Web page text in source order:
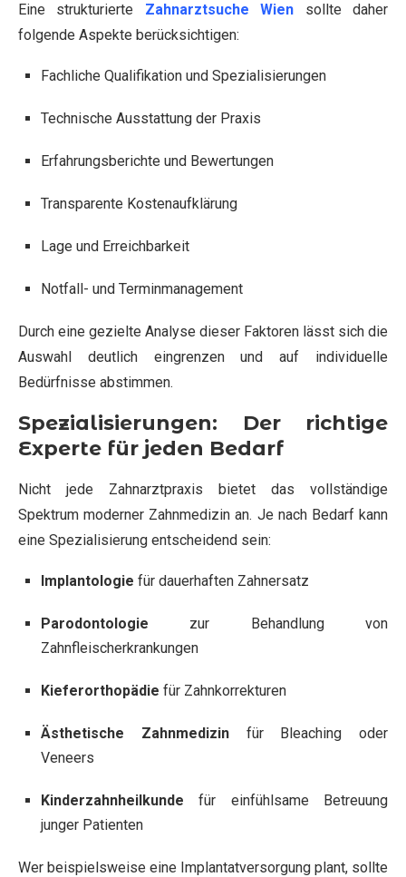
Eine strukturierte Zahnarztsuche Wien sollte daher
folgende Aspekte berücksichtigen:
Fachliche Qualifikation und Spezialisierungen
Technische Ausstattung der Praxis
Erfahrungsberichte und Bewertungen
Transparente Kostenaufklärung
Lage und Erreichbarkeit
Notfall- und Terminmanagement
Durch eine gezielte Analyse dieser Faktoren lässt sich die
Auswahl deutlich eingrenzen und auf individuelle
Bedürfnisse abstimmen.
Spezialisierungen: Der richtige
Experte für jeden Bedarf
Nicht jede Zahnarztpraxis bietet das vollständige
Spektrum moderner Zahnmedizin an. Je nach Bedarf kann
eine Spezialisierung entscheidend sein:
Implantologie für dauerhaften Zahnersatz
Parodontologie zur Behandlung von
Zahnfleischerkrankungen
Kieferorthopädie für Zahnkorrekturen
Ästhetische Zahnmedizinfür Bleaching oder
Veneers
Kinderzahnheilkunde für einfühlsame Betreuung
junger Patienten
Wer beispielsweise eine Implantatversorgung plant, sollte